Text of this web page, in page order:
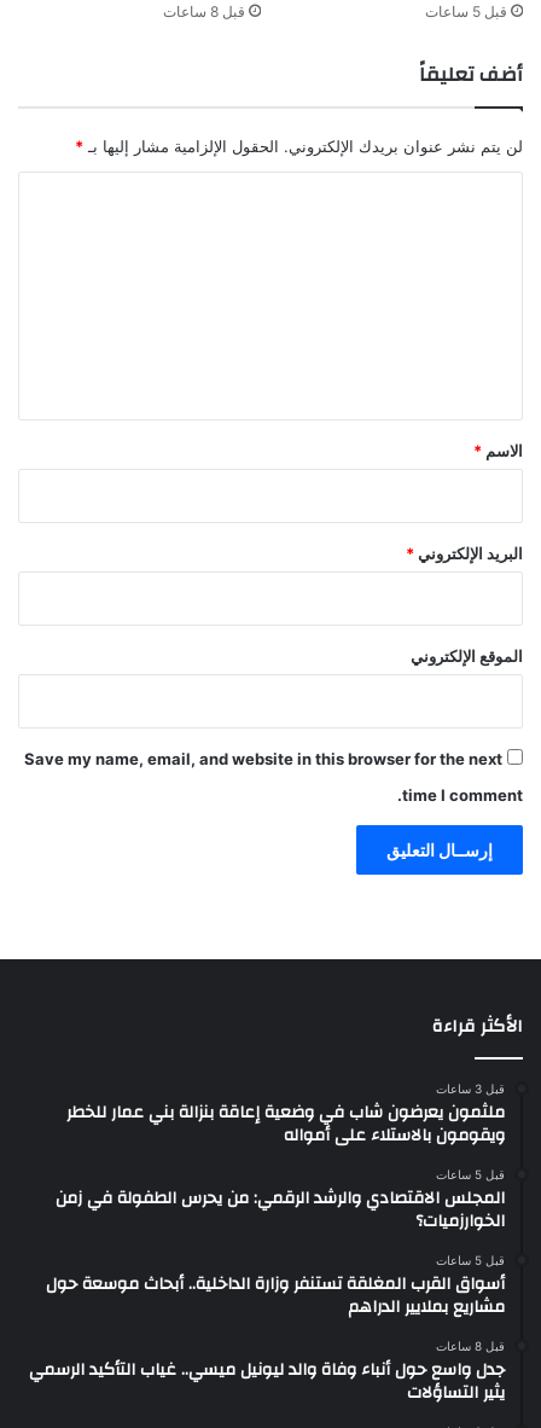
قبل 5 ساعات قبل 8 ساعات
أضف تعليقاً
لن يتم نشر عنوان بريدك الإلكتروني. الحقول الإلزامية مشار إليها بـ*
*
الاسم *
البريد الإلكتروني*
الموقع الإلكتروني
Save my name, email, and website in this browser for the next
time I comment.
الأكثر قراءة
قبل 3 ساعات
ملثمون يعرضون شاب في وضعية إعاقة بنزالة بني عمار للخطر
ويقومون بالاستلاء على أمواله
قبل 5 ساعات
المجلس الاقتصادي والرشد الرقمي: من يحرس الطفولة في زمن
الخوارزميات؟
قبل 5 ساعات
أسواق القرب المغلقة تستنفر وزارة الداخلية.. أبحاث موسعة حول
مشاريع بملايير الدراهم
قبل 8 ساعات
جدل واسع حول أنباء وفاة والد ليونيل ميسي.. غياب التأكيد الرسمي
يثير التساؤلات